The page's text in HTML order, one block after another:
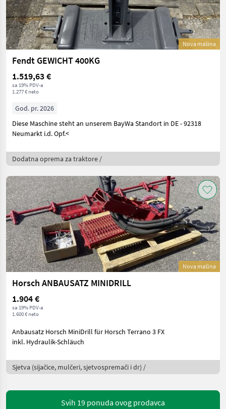
Nova mašina
Fendt GEWICHT 400KG
1.519,63 €
sa 19% PDV-a
1.277 € neto
God. pr. 2026
Diese Maschine steht an unserem BayWa Standort in DE - 92318
Neumarkt i.d. Opf.<
Dodatna oprema za traktore /
Nova mašina
Horsch ANBAUSATZ MINIDRILL
1.904 €
sa 19% PDV-a
1.600 € neto
Anbausatz Horsch MiniDrill für Horsch Terrano 3 FX
inkl. Hydraulik-Schläuch
Sjetva (sijačice, mulčeri, sjetvospremači i dr) /
Svih 19 ponuda ovog prodavca